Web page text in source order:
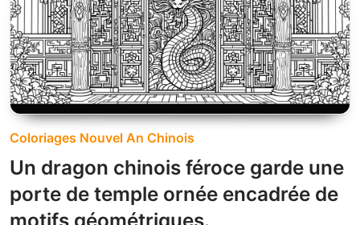
Coloriages Nouvel An Chinois
Un dragon chinois féroce garde une
porte de temple ornée encadrée de
motifs géométriques.